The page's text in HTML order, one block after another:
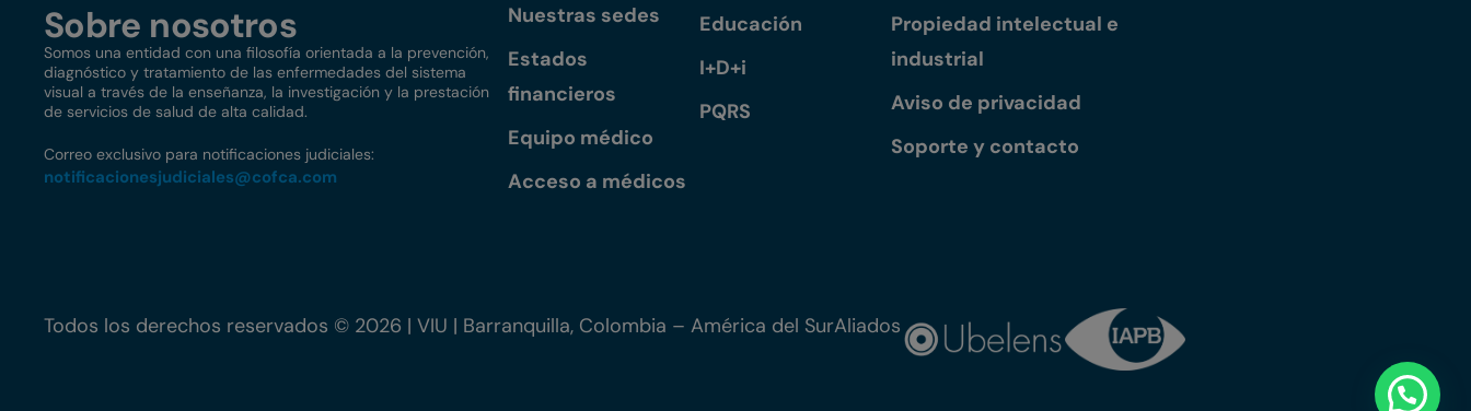
Sobre nosotros
Somos una entidad con una filosofía orientada a la prevención,
diagnóstico y tratamiento de las enfermedades del sistema
visual a través de la enseñanza, la investigación y la prestación
de servicios de salud de alta calidad.
Correo exclusivo para notificaciones judiciales:
notificacionesjudiciales@cofca.com
Nuestras sedes
Estados
financieros
Equipo médico
Acceso a médicos
Educación
I+D+i
PQRS
Propiedad intelectual e
industrial
Aviso de privacidad
Soporte y contacto
Todos los derechos reservados © 2026 | VIU | Barranquilla, Colombia – América del SurAliados